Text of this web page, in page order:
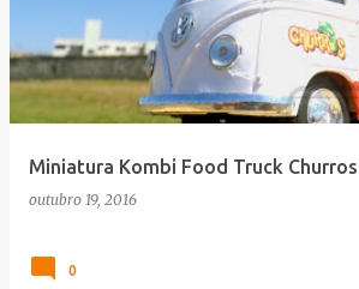
Miniatura Kombi Food Truck Churros
outubro 19, 2016
0